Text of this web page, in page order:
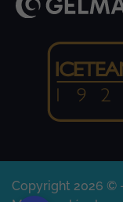
Copyright 2026 ©